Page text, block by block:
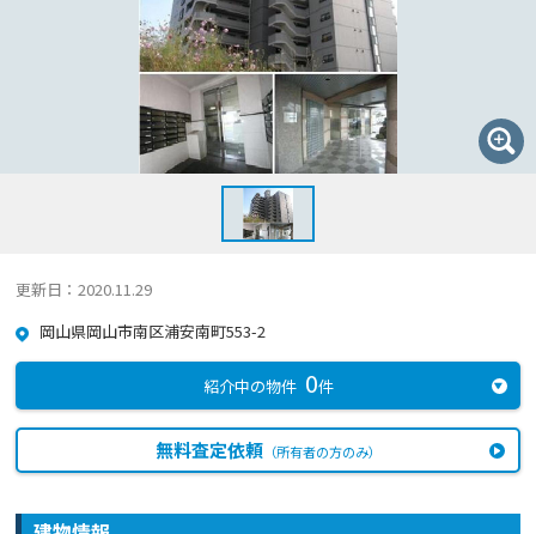
更新日：2020.11.29
岡山県岡山市南区浦安南町553-2
紹介中の物件 0件
無料査定依頼（所有者の方のみ）